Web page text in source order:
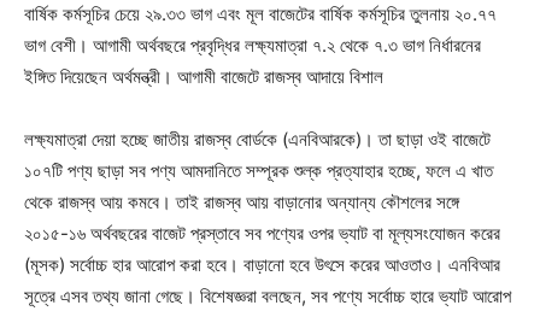
বার্ষিক কর্মসূচির চেয়ে ২৯.৩৩ ভাগ এবং মূল বাজেটের বার্ষিক কর্মসূচির তুলনায় ২০.৭৭
ভাগ বেশী। আগামী অর্থবছরে প্রবৃদ্ধির লক্ষ্যমাত্রা ৭.২ থেকে ৭.৩ ভাগ নির্ধারনের
ইঙ্গিত দিয়েছেন অর্থমন্ত্রী। আগামী বাজেটে রাজস্ব আদায়ে বিশাল
লক্ষ্যমাত্রা দেয়া হচ্ছে জাতীয় রাজস্ব বোর্ডকে (এনবিআরকে)। তা ছাড়া ওই বাজেটে
১০৭টি পণ্য ছাড়া সব পণ্য আমদানিতে সম্পূরক শুল্ক প্রত্যাহার হচ্ছে, ফলে এ খাত
থেকে রাজস্ব আয় কমবে। তাই রাজস্ব আয় বাড়ানোর অন্যান্য কৌশলের সঙ্গে
২০১৫-১৬ অর্থবছরের বাজেট প্রস্তাবে সব পণ্যের ওপর ভ্যাট বা মূল্যসংযোজন করের
(মূসক) সর্বোচ্চ হার আরোপ করা হবে। বাড়ানো হবে উৎসে করের আওতাও। এনবিআর
সূত্রে এসব তথ্য জানা গেছে। বিশেষজ্ঞরা বলছেন, সব পণ্যে সর্বোচ্চ হারে ভ্যাট আরোপ